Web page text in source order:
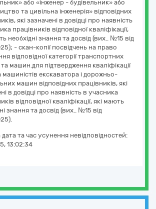
або «інженер - будівельник» або
та цивільна інженерія» відповідних
які зазначені в довідці про наявність
працівників відповідної кваліфікації,
необхідні знання та досвід (вих.. №15 від
- скан-копії посвідчень на право
відповідної категорії транспортних
та машин.для підтвердження кваліфікації
машиністів екскаватора і дорожньо-
машин відповідних працівників, які
в довідці про наявність в учасника
відповідної кваліфікації, які мають
знання та досвід (вих.. №15 від
дата та час усунення невідповідностей:
13:02:34